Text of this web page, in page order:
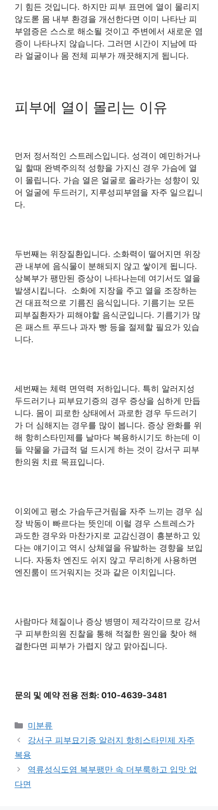
기 힘든 것입니다. 하지만 피부 표면에 열이 몰리지
않도롣 몸 내부 환경을 개선한다면 이미 나타난 피
부염증은 스스로 해소될 것이고 주변에서 새로운 염
증이 나타나지 않습니다. 그러면 시간이 지남에 따
라 얼굴이나 몸 전체 피부가 깨끗해지게 됩니다.
피부에 열이 몰리는 이유
먼저 정서적인 스트레스입니다. 성격이 예민하거나
일 할때 완벽주의적 성향을 가지신 경우 가슴에 열
이 몰립니다. 가슴 열은 얼굴로 올라가는 성향이 있
어 얼굴에 두드러기, 지루성피부염을 자주 일으킵니
다.
두번째는 위장질환입니다. 소화력이 떨어지면 위장
관 내부에 음식물이 분해되지 않고 쌓이게 됩니다.
상복부가 팽만된 증상이 나타나는데 여기서도 열을
발생시킵니다. 소화에 지장을 주고 열을 조장하는
건 대표적으로 기름진 음식입니다. 기름기는 모든
피부질환자가 피해야할 음식군입니다. 기름기가 많
은 패스트 푸드나 과자 빵 등을 절제할 필요가 있습
니다.
세번째는 체력 면역력 저하입니다. 특히 알러지성
두드러기나 피부묘기증의 경우 증상을 심하게 만듭
니다. 몸이 피로한 상태에서 과로한 경우 두드러기
가 더 심해지는 경우를 많이 봅니다. 증상 완화를 위
해 항히스타민제를 날마다 복용하시기도 하는데 이
들 약물을 가급적 덜 드시게 하는 것이 강서구 피부
한의원 치료 목표입니다.
이외에고 평소 가슴두근거림을 자주 느끼는 경우 심
장 박동이 빠르다는 뜻인데 이럴 경우 스트레스가
과도한 경우와 마찬가지로 교감신경이 흥분하고 있
다는 얘기이고 역시 상체열을 유발하는 경향을 보입
니다. 자동차 엔진도 쉬지 않고 무리하게 사용하면
엔진룸이 뜨거워지는 것과 같은 이치입니다.
사람마다 체질이나 증상 병명이 제각각이므로 강서
구 피부한의원 진찰을 통해 적절한 원인을 찾아 해
결한다면 피부가 가렵지 않고 맑아집니다.
문의 및 예약 전용 전화: 010-4639-3481
카
테
리
미분류
강서구 피부묘기증 알러지 항히스타민제 자주
복용
역류성식도염 복부팽만 속 더부룩하고 입맛 없
다면